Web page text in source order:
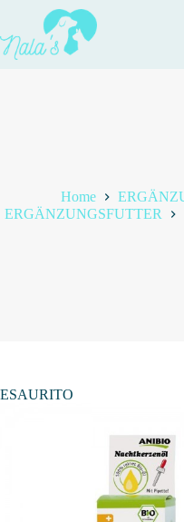
contenuto
Home
ERGÄNZUNGSFUTTER
ESAURITO